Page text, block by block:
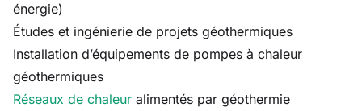
énergie)
Études et ingénierie de projets géothermiques
Installation d’équipements de pompes à chaleur
géothermiques
Réseaux de chaleur alimentés par géothermie